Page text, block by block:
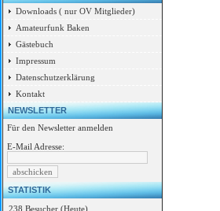
Downloads ( nur OV Mitglieder)
Amateurfunk Baken
Gästebuch
Impressum
Datenschutzerklärung
Kontakt
NEWSLETTER
Für den Newsletter anmelden
E-Mail Adresse:
STATISTIK
238 Besucher (Heute)